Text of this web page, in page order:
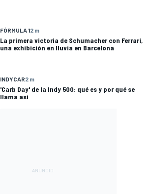
FÓRMULA 12 m
La primera victoria de Schumacher con Ferrari,
una exhibición en lluvia en Barcelona
INDYCAR2 m
'Carb Day' de la Indy 500: qué es y por qué se
llama así